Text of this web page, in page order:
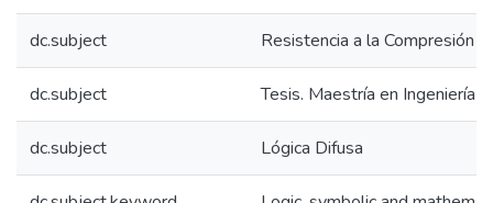
dc.subject Resistencia a la Compresión
dc.subject Tesis. Maestría en Ingeniería
dc.subject Lógica Difusa